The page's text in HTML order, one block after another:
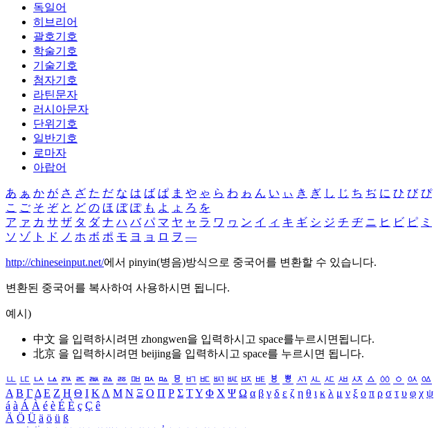
독일어
히브리어
괄호기호
학술기호
기술기호
첨자기호
라틴문자
러시아문자
단위기호
일반기호
로마자
아랍어
あ ぁ か が さ ざ た だ な は ば ぱ ま や ゃ ら わ ゎ ん い ぃ き ぎ し じ ち ぢ に ひ び ぴ
こ ご そ ぞ と ど の ほ ぼ ぽ も よ ょ ろ を
ア ァ カ サ ザ タ ダ ナ ハ バ パ マ ヤ ャ ラ ワ ヮ ン イ ィ キ ギ シ ジ チ ヂ ニ ヒ ビ ピ ミ
ソ ゾ ト ド ノ ホ ボ ポ モ ヨ ョ ロ ヲ ―
http://chineseinput.net/에서 pinyin(병음)방식으로 중국어를 변환할 수 있습니다.
변환된 중국어를 복사하여 사용하시면 됩니다.
예시)
中文 을 입력하시려면 zhongwen을 입력하시고 space를누르시면됩니다.
北京 을 입력하시려면 beijing을 입력하시고 space를 누르시면 됩니다.
ㅥ ㅦ ㅧ ㅨ ㅩ ㅪ ㅫ ㅬ ㅭ ㅮ ㅯ ㅰ ㅱ ㅲ ㅳ ㅴ ㅵ ㅶ ㅷ ㅸ ㅹ ㅺ ㅻ ㅼ ㅽ ㅾ ㅿ ㆀ ㆁ ㆂ ㆃ
Α Β ΓΔ Ε Ζ Η Θ Ι ΚΛ Μ Ν Ξ Ο Π Ρ Σ ΤΥ Φ Χ Ψ Ω α β γ δ ε ζ η θ ι κ λ μ ν ξ ο π ρ σ τ υ φ χ ψ
á à Á À é è É È ç Ç ê
Ä Ö Ü ä ö ü ß